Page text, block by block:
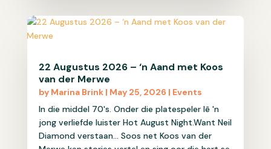
22 Augustus 2026 – ‘n Aand met Koos
van der Merwe
by Marina Brink| May 25, 2026 | Events
In die middel 70's. Onder die platespeler lê 'n
jong verliefde luister Hot August Night.Want Neil
Diamond verstaan... Soos net Koos van der